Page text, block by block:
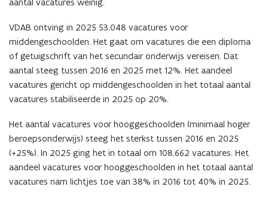
aantal vacatures weinig.
VDAB ontving in 2025 53.048 vacatures voor
middengeschoolden. Het gaat om vacatures die een diploma
of getuigschrift van het secundair onderwijs vereisen. Dat
aantal steeg tussen 2016 en 2025 met 12%. Het aandeel
vacatures gericht op middengeschoolden in het totaal aantal
vacatures stabiliseerde in 2025 op 20%.
Het aantal vacatures voor hooggeschoolden (minimaal hoger
beroepsonderwijs) steeg het sterkst tussen 2016 en 2025
(+25%). In 2025 ging het in totaal om 108.662 vacatures. Het
aandeel vacatures voor hooggeschoolden in het totaal aantal
vacatures nam lichtjes toe van 38% in 2016 tot 40% in 2025.